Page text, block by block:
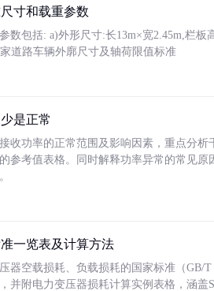
寸和载重参数
数包括: a)外形尺寸:长13m×宽2.45m,栏板
道路车辆外廓尺寸及轴荷限值标准
是正常
收功率的正常范围及影响因素，重点分
参考值表格。同时解释功率异常的常见
一览表及计算方法
器空载损耗、负载损耗的国家标准（GB/
并附电力变压器损耗计算实例表格，涵盖